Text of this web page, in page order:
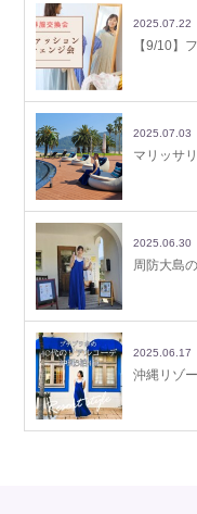
2025.07.22
【9/10】
2025.07.03
マリッサ
2025.06.30
周防大島
2025.06.17
沖縄リゾ